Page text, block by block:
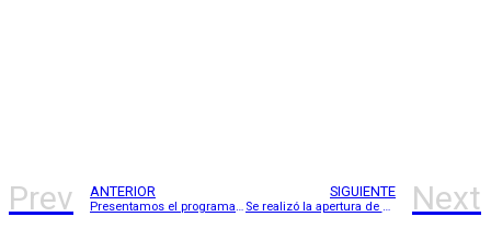
Prev ANTERIOR SIGUIENTE Next